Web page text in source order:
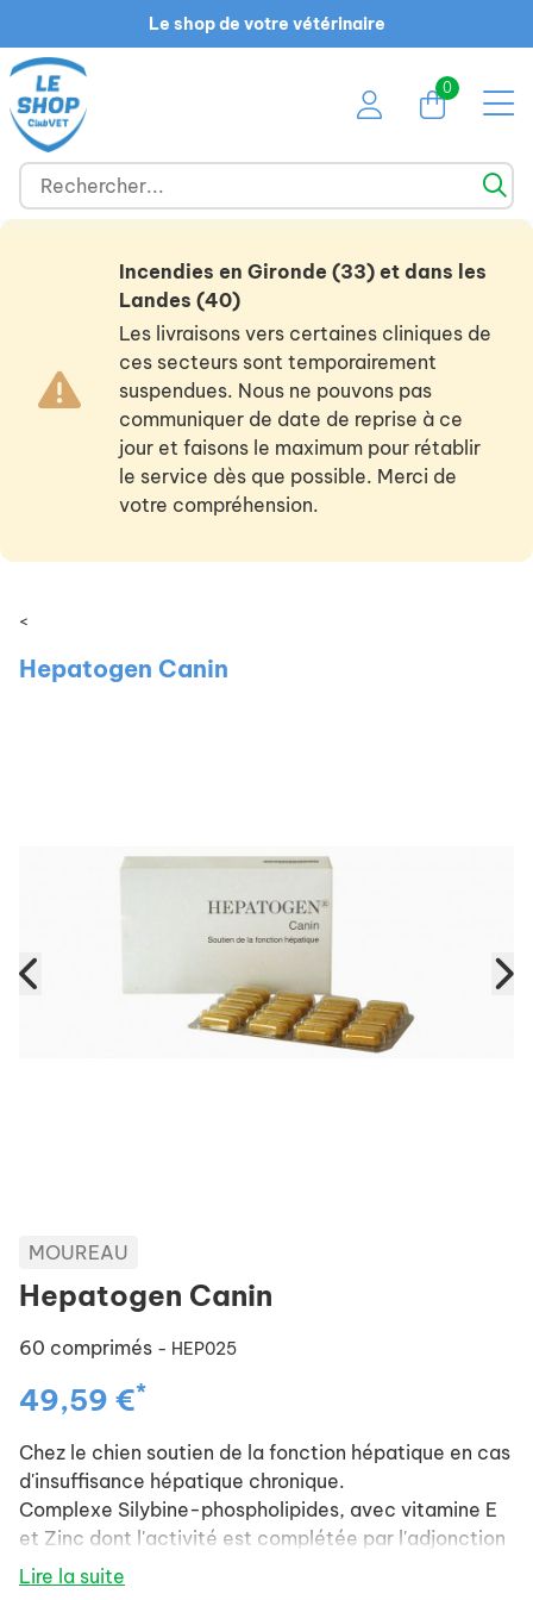
Le shop de votre vétérinaire
0
Incendies en Gironde (33) et dans les
Landes (40)
Les livraisons vers certaines cliniques de
ces secteurs sont temporairement
suspendues. Nous ne pouvons pas
communiquer de date de reprise à ce
jour et faisons le maximum pour rétablir
le service dès que possible. Merci de
votre compréhension.
<
Hepatogen Canin
MOUREAU
Hepatogen Canin
60 comprimés - HEP025
49,59 €*
Chez le chien soutien de la fonction hépatique en cas
d'insuffisance hépatique chronique.
Complexe Silybine-phospholipides, avec vitamine E
et Zinc dont l'activité est complétée par l'adjonction
de la Curcumine-Phytosome®, et d'une superoxyde
Lire la suite